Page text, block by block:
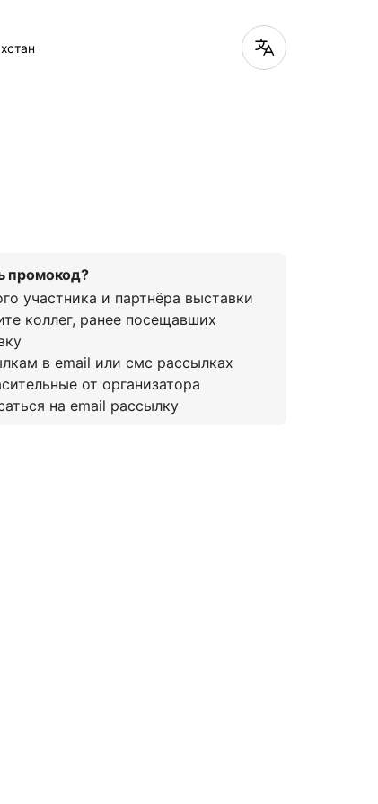
промокод?
участника и партнёра выставки
коллег, ранее посещавших
в email или смс рассылках
от организатора
на email рассылку